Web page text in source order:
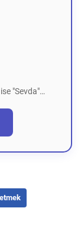
"Sevda"…